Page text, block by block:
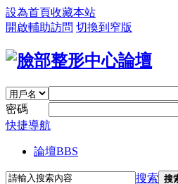
設為首頁收藏本站
開啟輔助訪問 切換到窄版
密碼
快捷導航
論壇BBS
搜索 搜